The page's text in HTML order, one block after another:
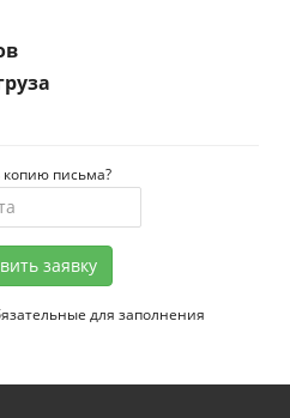
копию письма?
заявку
для заполнения